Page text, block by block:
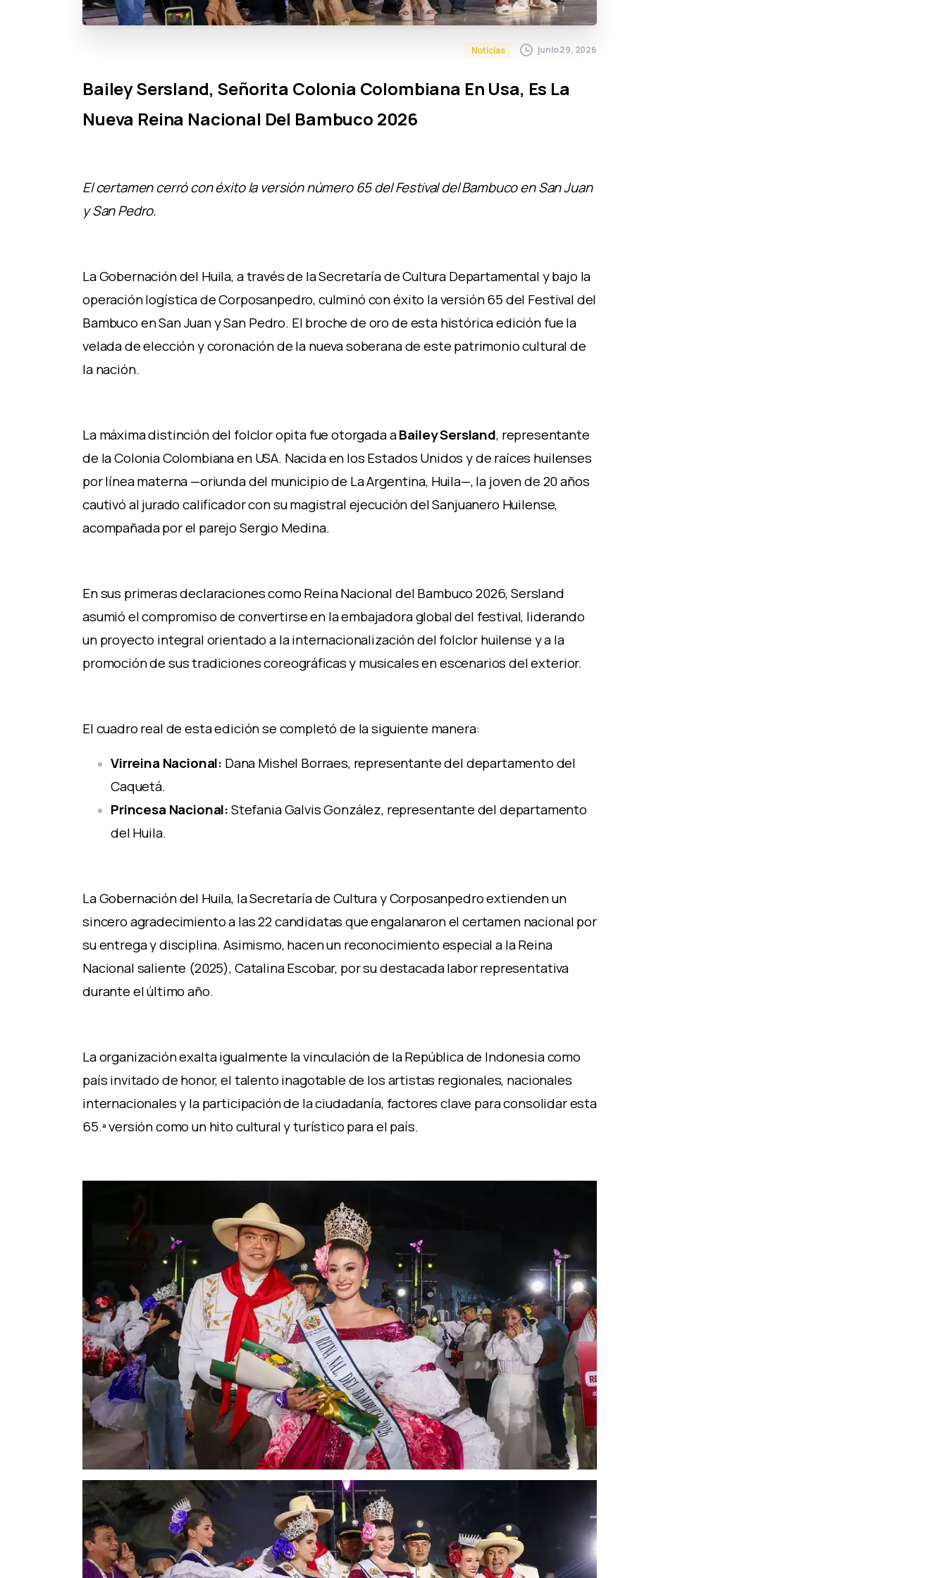
Noticias junio 29, 2026
Bailey Sersland, Señorita Colonia Colombiana En Usa, Es La
Nueva Reina Nacional Del Bambuco 2026
El certamen cerró con éxito la versión número 65 del Festival del Bambuco en San Juan
y San Pedro.
La Gobernación del Huila, a través de la Secretaría de Cultura Departamental y bajo la
operación logística de Corposanpedro, culminó con éxito la versión 65 del Festival del
Bambuco en San Juan y San Pedro. El broche de oro de esta histórica edición fue la
velada de elección y coronación de la nueva soberana de este patrimonio cultural de
la nación.
La máxima distinción del folclor opita fue otorgada aBailey Sersland, representante
de la Colonia Colombiana en USA. Nacida en los Estados Unidos y de raíces huilenses
por línea materna —oriunda del municipio de La Argentina, Huila—, la joven de 20 años
cautivó al jurado calificador con su magistral ejecución del Sanjuanero Huilense,
acompañada por el parejo Sergio Medina.
En sus primeras declaraciones como Reina Nacional del Bambuco 2026, Sersland
asumió el compromiso de convertirse en la embajadora global del festival, liderando
un proyecto integral orientado a la internacionalización del folclor huilense y a la
promoción de sus tradiciones coreográficas y musicales en escenarios del exterior.
El cuadro real de esta edición se completó de la siguiente manera:
Virreina Nacional: Dana Mishel Borraes, representante del departamento del
Caquetá.
Princesa Nacional:Stefania Galvis González, representante del departamento
del Huila.
La Gobernación del Huila, la Secretaría de Cultura y Corposanpedro extienden un
sincero agradecimiento a las 22 candidatas que engalanaron el certamen nacional por
su entrega y disciplina. Asimismo, hacen un reconocimiento especial a la Reina
Nacional saliente (2025), Catalina Escobar, por su destacada labor representativa
durante el último año.
La organización exalta igualmente la vinculación de la República de Indonesia como
país invitado de honor, el talento inagotable de los artistas regionales, nacionales
internacionales y la participación de la ciudadanía, factores clave para consolidar esta
65.ª versión como un hito cultural y turístico para el país.